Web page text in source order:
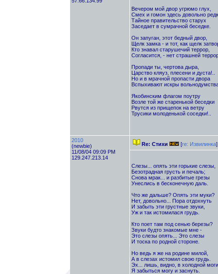
Вечером мой двор угрюмо глух,
Смех и гомон здесь довольно
Тайное правительство старух
Заседает в сумрачной беседке.
Он запуган, этот бедный двор,
Щелк замка - и тот, как щелк
Кто знавал старушечий террор,
Согласится, - нет страшней
Пропади ты, чертова дыра,
Царство кляуз, плесени и дуста!..
Но и в мрачной пропасти двора
Вспыхивают искры
Якобинским флагом поутру
Возле той же старенькой беседки
Рвутся из прищепок на ветру
Трусики молоденькой соседки!..
2010
(newbie)
11/08/04 09:09 PM
129.247.213.14
Re: Стихи [re: Извилинка]
Слезы... опять эти горькие слезы,
Безотрадная грусть и печаль;
Снова мрак... и разбитые грезы
Унеслись в бесконечную даль.
Что же дальше? Опять эти муки?
Нет, довольно... Пора отдохнуть
И забыть эти грустные звуки,
Уж и так истомилася грудь.
Кто поет там под сенью березы?
Звуки будто знакомые мне -
Это слезы опять... Это слезы
И тоска по родной стороне.
Но ведь я же на родине милой,
А в слезах истомил свою грудь.
Эх... лишь, видно, в холодной
Я забыться могу и заснуть.